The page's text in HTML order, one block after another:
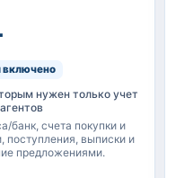
включено
нужен только учет
банк, счета покупки и
поступления, выписки и
предложениями.